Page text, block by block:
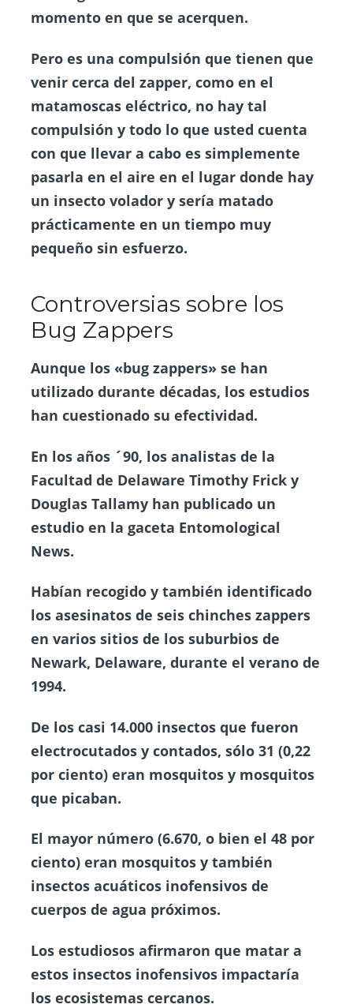
momento en que se acerquen.
Pero es una compulsión que tienen que
venir cerca del zapper, como en el
matamoscas eléctrico, no hay tal
compulsión y todo lo que usted cuenta
con que llevar a cabo es simplemente
pasarla en el aire en el lugar donde hay
un insecto volador y sería matado
prácticamente en un tiempo muy
pequeño sin esfuerzo.
Controversias sobre los
Bug Zappers
Aunque los «bug zappers» se han
utilizado durante décadas, los estudios
han cuestionado su efectividad.
En los años ´90, los analistas de la
Facultad de Delaware Timothy Frick y
Douglas Tallamy han publicado un
estudio en la gaceta Entomological
News.
Habían recogido y también identificado
los asesinatos de seis chinches zappers
en varios sitios de los suburbios de
Newark, Delaware, durante el verano de
1994.
De los casi 14.000 insectos que fueron
electrocutados y contados, sólo 31 (0,22
por ciento) eran mosquitos y mosquitos
que picaban.
El mayor número (6.670, o bien el 48 por
ciento) eran mosquitos y también
insectos acuáticos inofensivos de
cuerpos de agua próximos.
Los estudiosos afirmaron que matar a
estos insectos inofensivos impactaría
los ecosistemas cercanos.